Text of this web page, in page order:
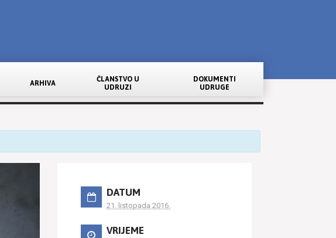
ARHIVA
ČLANSTVO U
UDRUZI
DOKUMENTI
UDRUGE
DATUM
21. listopada 2016.
VRIJEME